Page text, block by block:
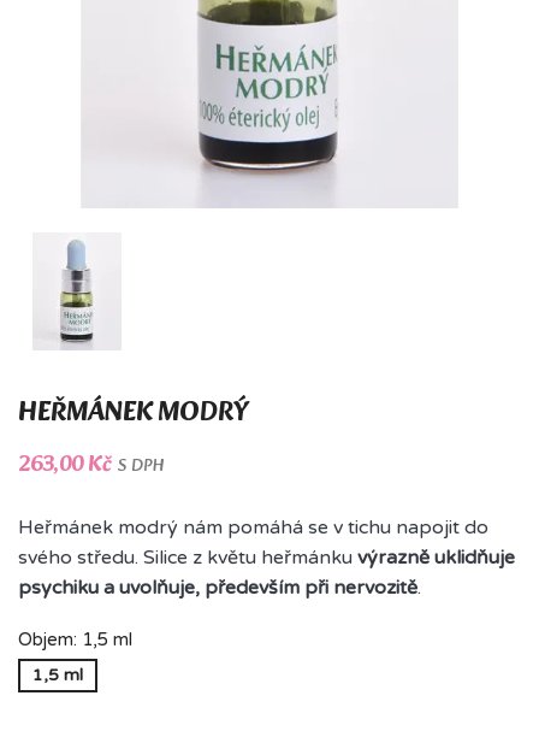
HEŘMÁNEK MODRÝ
263,00 Kč S DPH
Heřmánek modrý nám pomáhá se v tichu napojit do
svého středu. Silice z květu heřmánku výrazně uklidňuje
psychiku a uvolňuje, především při nervozitě.
Objem: 1,5 ml
1,5 ml